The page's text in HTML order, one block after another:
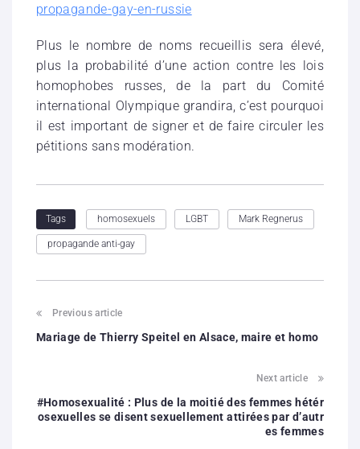
propagande-gay-en-russie
Plus le nombre de noms recueillis sera élevé,
plus la probabilité d’une action contre les lois
homophobes russes, de la part du Comité
international Olympique grandira, c’est pourquoi
il est important de signer et de faire circuler les
pétitions sans modération.
Tags homosexuels LGBT Mark Regnerus
propagande anti-gay
Previous article
Mariage de Thierry Speitel en Alsace, maire et homo
Next article
#Homosexualité : Plus de la moitié des femmes hétér
osexuelles se disent sexuellement attirées par d’autr
es femmes